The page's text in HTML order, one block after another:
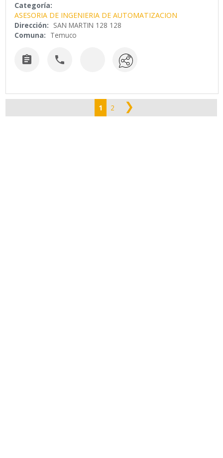
Categoría:
ASESORIA DE INGENIERIA DE AUTOMATIZACION
Dirección: SAN MARTIN 128 128
Comuna: Temuco
 
1 2 ❯